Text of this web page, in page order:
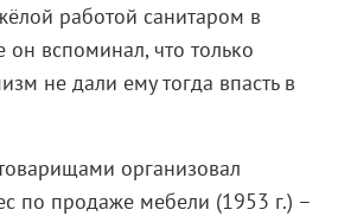
работой санитаром в
он вспоминал, что только
не дали ему тогда впасть в
организовал
по продаже мебели (1953 г.) –